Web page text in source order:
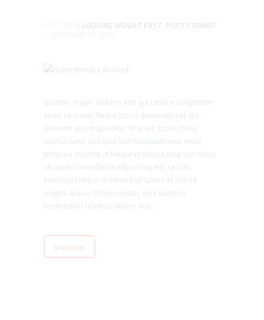
LOOSING WEIGHT FAST, POST FORMAT
Quuntur magni dolores eos qui ratione voluptatem
sequi nesciunt. Neque porro quisquam est, qui
dolorem ipsum quiaolor sit amet, consectetur,
adipisci velit, sed quia non numquam eius modi
tempora incidunt ut labore et dolore magnam dolor
sit amet, consectetur adipisicing elit, sed do
eiusmod tempor incididunt ut labore et dolore
magna aliqua. Minim veniam, quis nostrud
exercitation ullamco laboris nisi…
Read more